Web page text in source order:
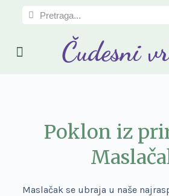
p
Čudesni
Poklon iz
Maslačak se ubraja u naše